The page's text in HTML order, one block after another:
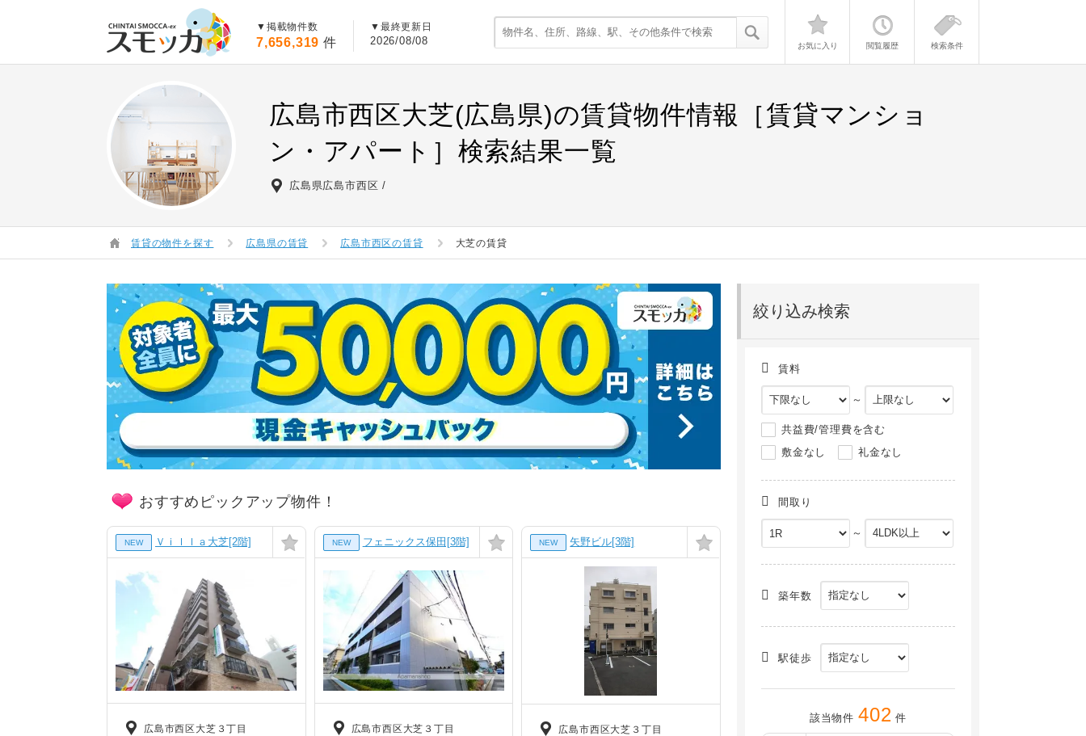
▼掲載物件数
7,656,319 件
▼最終更新日
2026/08/08 お気に入り 閲覧履歴 検索条件
広島市西区大芝(広島県)の賃貸物件情報［賃貸マンショ
ン・アパート］検索結果一覧
広島県広島市西区
賃貸の物件を探す 広島県の賃貸 広島市西区の賃貸 大芝の賃貸
絞り込み検索
賃料
～
共益費/管理費を含む
敷金なし
礼金なし
間取り
～
築年数
駅徒歩
該当物件 402 件
おすすめピックアップ物件！
NEW Ｖｉｌｌａ大芝[2階]
広島市西区大芝３丁目
NEW フェニックス保田[3階]
広島市西区大芝３丁目
NEW 矢野ビル[3階]
広島市西区大芝３丁目